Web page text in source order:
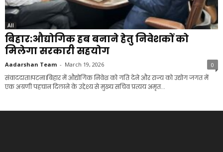
All
बिहार:औद्योगिक हब बनाने हेतु निवेशकों को
मिलेगा सरकारी सहयोग
Aadarshan Team - March 19, 2026 0
संवाददाता।पटना।बिहार में औद्योगिक निवेश को गति देने और राज्य को उद्योग जगत में
एक अग्रणी पहचान दिलाने के उद्देश्य से मुख्य सचिव प्रत्यय अमृत...